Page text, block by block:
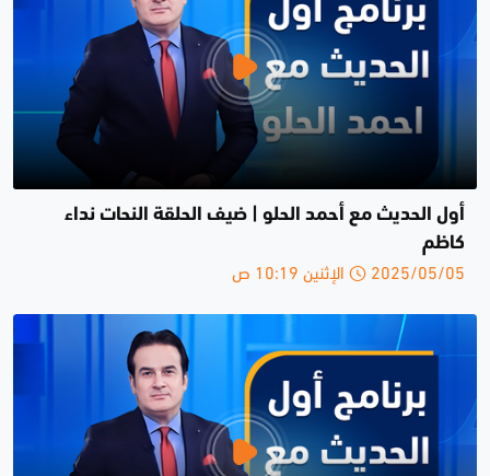
أول الحديث مع أحمد الحلو | ضيف الحلقة النحات نداء
كاظم
2025/05/05 الإثنين 10:19 ص